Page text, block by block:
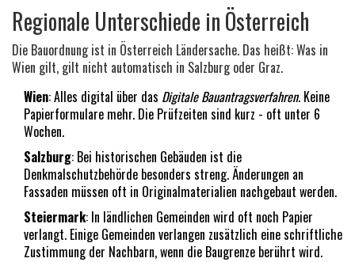
Regionale Unterschiede in Österreich
Die Bauordnung ist in Österreich Ländersache. Das heißt: Was in
Wien gilt, gilt nicht automatisch in Salzburg oder Graz.
Wien: Alles digital über das Digitale Bauantragsverfahren. Keine
Papierformulare mehr. Die Prüfzeiten sind kurz - oft unter 6
Wochen.
Salzburg: Bei historischen Gebäuden ist die
Denkmalschutzbehörde besonders streng. Änderungen an
Fassaden müssen oft in Originalmaterialien nachgebaut werden.
Steiermark: In ländlichen Gemeinden wird oft noch Papier
verlangt. Einige Gemeinden verlangen zusätzlich eine schriftliche
Zustimmung der Nachbarn, wenn die Baugrenze berührt wird.